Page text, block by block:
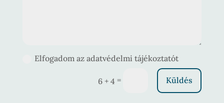
Elfogadom az adatvédelmi tájékoztatót
6 + 4 = Küldés